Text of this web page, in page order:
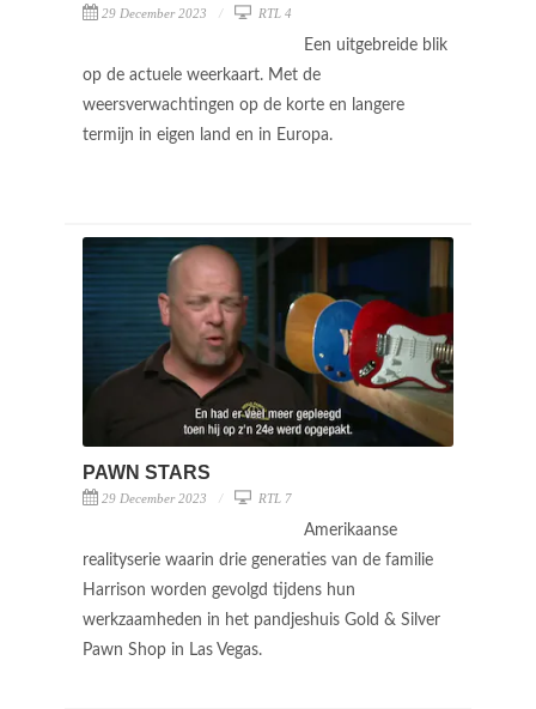
29 December 2023 RTL 4
Een uitgebreide blik
op de actuele weerkaart. Met de
weersverwachtingen op de korte en langere
termijn in eigen land en in Europa.
PAWN STARS
29 December 2023 RTL 7
Amerikaanse
realityserie waarin drie generaties van de familie
Harrison worden gevolgd tijdens hun
werkzaamheden in het pandjeshuis Gold & Silver
Pawn Shop in Las Vegas.